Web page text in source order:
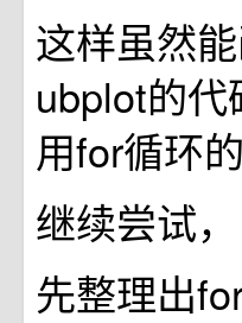
这样虽然
ubplot的
用for循环
继续尝试，
先整理出